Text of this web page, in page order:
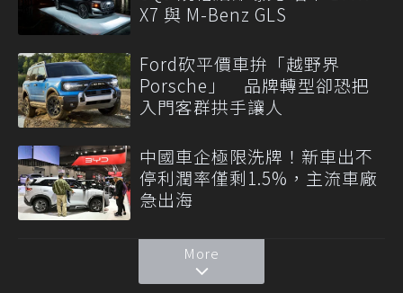
X7 與 M-Benz GLS
Ford砍平價車拚「越野界
Porsche」 品牌轉型卻恐把
入門客群拱手讓人
中國車企極限洗牌！新車出不
停利潤率僅剩1.5%，主流車廠
急出海
More